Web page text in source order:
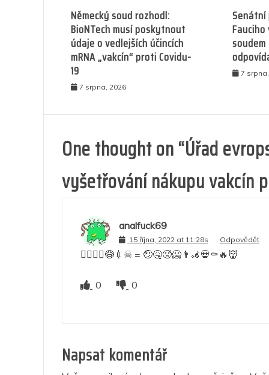
Německý soud rozhodl:
BioNTech musí poskytnout
údaje o vedlejších účincích
mRNA „vakcín“ proti Covidu-
19
7 srpna, 2026
Senátní
7
One thought on “Úřad
vyšetřování nákupu vakcín
analfuck69
15 října, 2022 at 11:28s Odpovědět
👩‍⚕️👨‍⚕️😷💉☠ = 🤕🤒🥵🥶👨‍🦼💀⚰🔥👹
0 0
Napsat komentář